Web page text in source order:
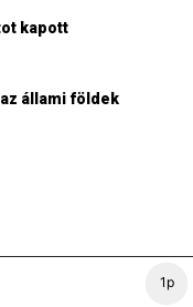
1p
kapott
állami földek